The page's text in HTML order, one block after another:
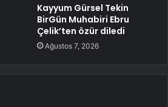
Kayyum Gürsel Tekin
BirGün Muhabiri Ebru
Çelik’ten özür diledi
Ağustos 7, 2026